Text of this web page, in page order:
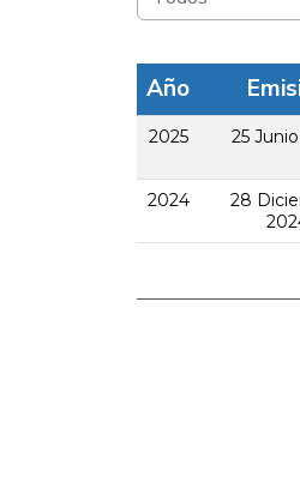
Año
2025 25
2024
28